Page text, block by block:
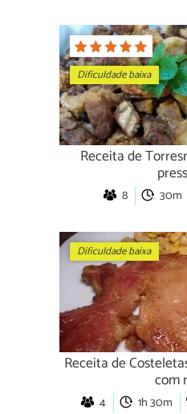
Dificuldade baixa
Receita de
8 30m
Dificuldade baixa
Receita de
com
4 1h 30m